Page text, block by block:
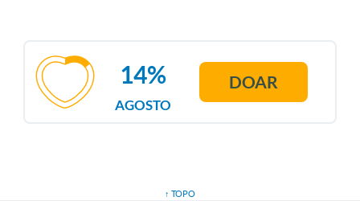
AGOSTO
14% DOAR
↑ TOPO